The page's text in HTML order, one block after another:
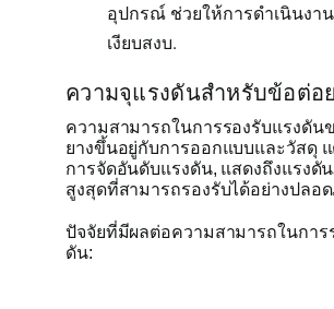
อุปกรณ์ ช่วยให้การดำเนินงา
เงียบสงบ.
ความจุแรงดันสำหรับข้อต่อ
ความสามารถในการรองรับแรงดัน
ยางขึ้นอยู่กับการออกแบบและวัสดุ
การจัดอันดับแรงดัน, แสดงถึงแรงดั
สูงสุดที่สามารถรองรับได้อย่างปลอ
ปัจจัยที่มีผลต่อความสามารถในการ
ดัน: